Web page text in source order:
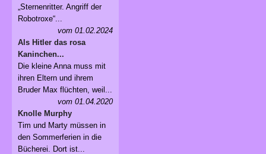
„Sternenritter. Angriff der
Robotroxe“...
vom 01.02.2024
Als Hitler das rosa
Kaninchen...
Die kleine Anna muss mit
ihren Eltern und ihrem
Bruder Max flüchten, weil...
vom 01.04.2020
Knolle Murphy
Tim und Marty müssen in
den Sommerferien in die
Bücherei. Dort ist...